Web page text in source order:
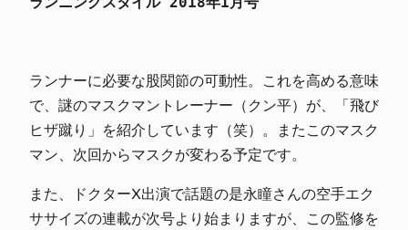
ランナーに必要な股関節の可動性。これを高める意味
で、謎のマスクマントレーナー（クン平）が、「飛び
ヒザ蹴り」を紹介しています（笑）。またこのマスク
マン、次回からマスクが変わる予定です。
また、ドクターX出演で話題の是永瞳さんの空手エク
ササイズの連載が次号より始まりますが、この監修を